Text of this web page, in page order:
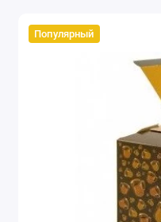
Популярный